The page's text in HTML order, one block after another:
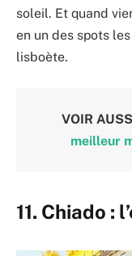
soleil. Et quand
en un des spots
lisboète.
VOIR
meilleur
11. Chiado :